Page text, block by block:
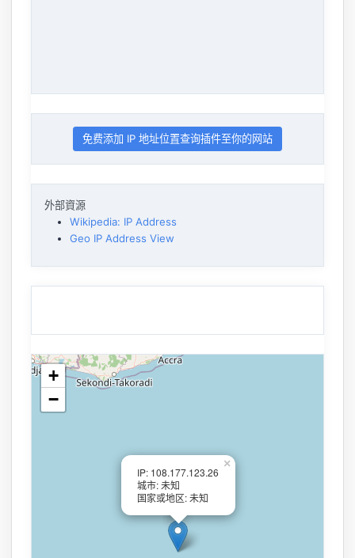
免费添加 IP 地址位置查询插件至你的网站
外部資源
Wikipedia: IP Address
Geo IP Address View
IP: 108.177.123.26
城市: 未知
国家或地区: 未知
×
+
−